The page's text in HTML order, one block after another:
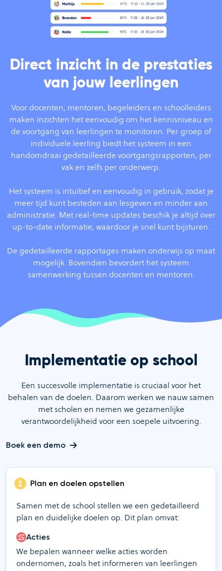
Direct inzicht in de prestaties
van jouw leerlingen
Voor docenten, mentoren, begeleiders en schoolleiders
maken inzichten het eenvoudig om het kennisniveau en
de voortgang van leerlingen te monitoren. Per groep of
individuele leerling biedt het systeem in een
handomdraai gedetailleerde voortgangsrapporten, per
vak en zelfs per onderwerp.
Het systeem is intuïtief en eenvoudig in gebruik, zodat je
meer tijd kunt besteden aan lesgeven en minder aan
administratie. Met real-time updates beschik je altijd over
up-to-date informatie, waardoor je snel kunt bijsturen.
De gedetailleerde rapportages maken onderwijs op maat
mogelijk. Bovendien bevordert het systeem
samenwerking tussen docenten en mentoren.
Plan en doelen opstellen
Samen met de school stellen we een gedetailleerd
plan en duidelijke doelen op. Dit plan omvat:
Acties
We bepalen wanneer welke acties worden
ondernomen, zoals het informeren van leerlingen
Implementatie op school
Een succesvolle implementatie is cruciaal voor het
behalen van de doelen. Daarom werken we nauw samen
met scholen en nemen we gezamenlijke
verantwoordelijkheid voor een soepele uitvoering.
Boek een demo